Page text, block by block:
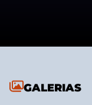
GALERIAS